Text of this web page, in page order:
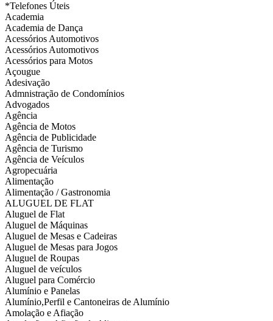
*Telefones Úteis
Academia
Academia de Dança
Acessórios Automotivos
Acessórios Automotivos
Acessórios para Motos
Açougue
Adesivação
Admnistração de Condomínios
Advogados
Agência
Agência de Motos
Agência de Publicidade
Agência de Turismo
Agência de Veículos
Agropecuária
Alimentação
Alimentação / Gastronomia
ALUGUEL DE FLAT
Aluguel de Flat
Aluguel de Máquinas
Aluguel de Mesas e Cadeiras
Aluguel de Mesas para Jogos
Aluguel de Roupas
Aluguel de veículos
Aluguel para Comércio
Alumínio e Panelas
Alumínio,Perfil e Cantoneiras de Alumínio
Amolação e Afiação